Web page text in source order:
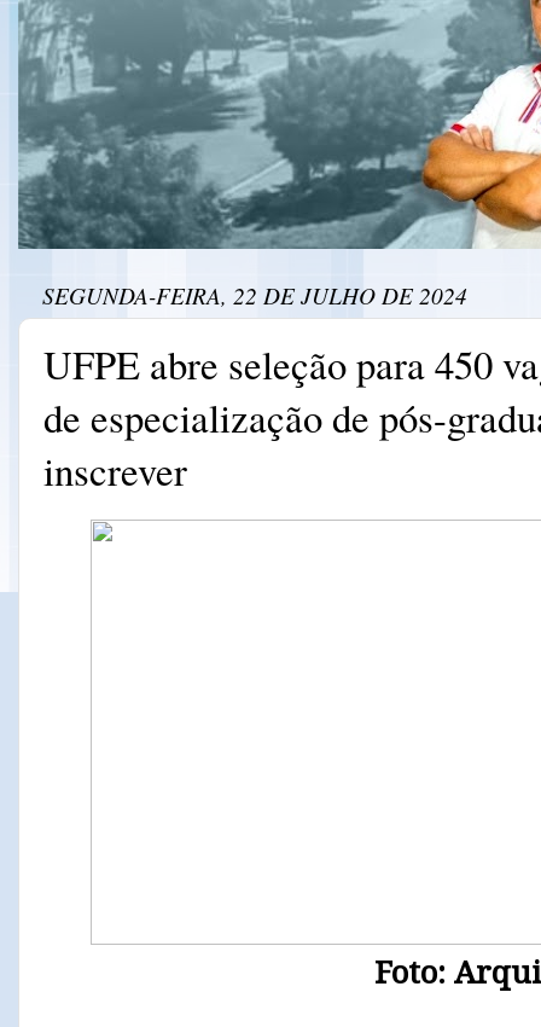
SEGUNDA-FEIRA, 22 DE JULHO DE 2024
UFPE abre seleção para 450
de especialização de pós-
inscrever
Foto: